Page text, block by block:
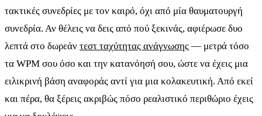
τακτικές συνεδρίες με τον καιρό, όχι από μία θαυματουργή
συνεδρία. Αν θέλεις να δεις από πού ξεκινάς, αφιέρωσε δυο
λεπτά στο δωρεάν τεστ ταχύτητας ανάγνωσης — μετρά τόσο
τα WPM σου όσο και την κατανόησή σου, ώστε να έχεις μια
ειλικρινή βάση αναφοράς αντί για μια κολακευτική. Από εκεί
και πέρα, θα ξέρεις ακριβώς πόσο ρεαλιστικό περιθώριο έχεις